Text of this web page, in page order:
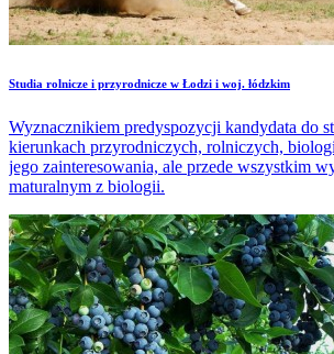
Studia rolnicze i przyrodnicze w Łodzi i woj. łódzkim
Wyznacznikiem predyspozycji kandydata do
kierunkach przyrodniczych, rolniczych,
jego zainteresowania, ale przede wszystkim
maturalnym z biologii.